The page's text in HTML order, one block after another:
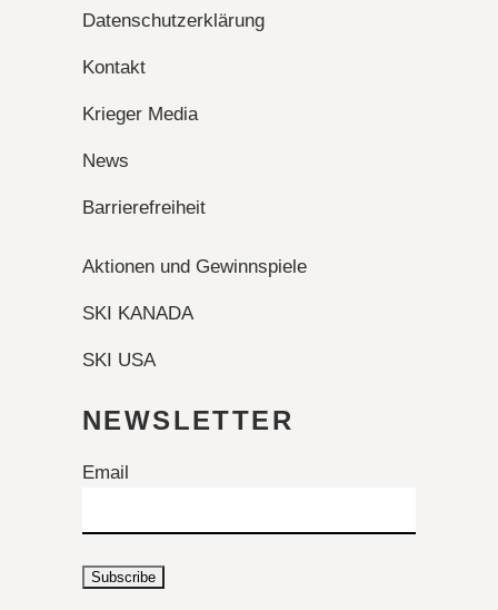
Datenschutzerklärung
Kontakt
Krieger Media
News
Barrierefreiheit
Aktionen und Gewinnspiele
SKI KANADA
SKI USA
NEWSLETTER
Email